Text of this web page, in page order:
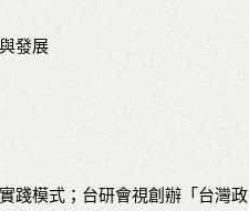
發展
踐模式；台研會視創辦「台灣政